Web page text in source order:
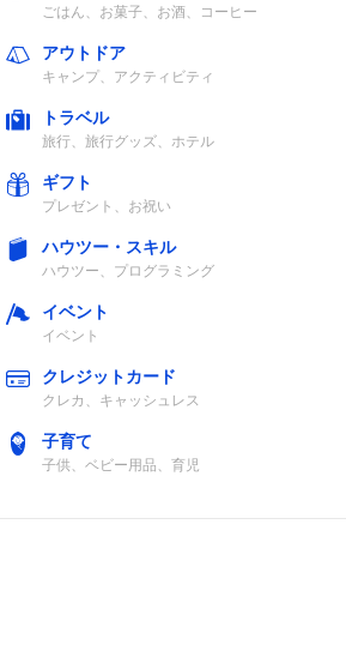
直火・オーブン
直火・IH・オー
ブン・レンジ・
ハロゲンヒータ
ー・ラジエント
ごはん、お菓子、お酒、コーヒー
アウトドア
キャンプ、アクティビティ
トラベル
旅行、旅行グッズ、ホテル
ギフト
プレゼント、お祝い
ハウツー・スキル
ハウツー、プログラミング
イベント
イベント
クレジットカード
クレカ、キャッシュレス
子育て
子供、ベビー用品、育児